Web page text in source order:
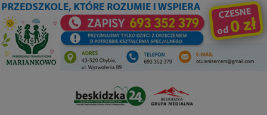
Przejdź
do
treści